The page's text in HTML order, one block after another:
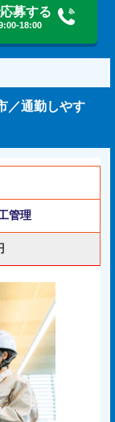
募する
18:00
／通勤しやす
管理